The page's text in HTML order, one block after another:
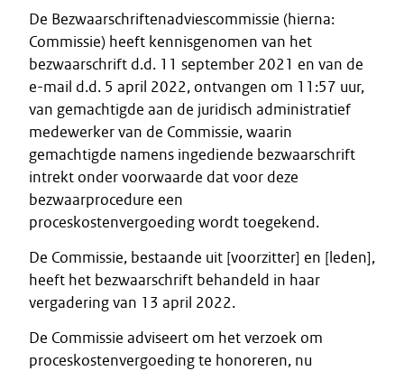
De Bezwaarschriftenadviescommissie (hierna:
Commissie) heeft kennisgenomen van het
bezwaarschrift d.d. 11 september 2021 en van de
e-mail d.d. 5 april 2022, ontvangen om 11:57 uur,
van gemachtigde aan de juridisch administratief
medewerker van de Commissie, waarin
gemachtigde namens ingediende bezwaarschrift
intrekt onder voorwaarde dat voor deze
bezwaarprocedure een
proceskostenvergoeding wordt toegekend.
De Commissie, bestaande uit [voorzitter] en [leden],
heeft het bezwaarschrift behandeld in haar
vergadering van 13 april 2022.
De Commissie adviseert om het verzoek om
proceskostenvergoeding te honoreren, nu